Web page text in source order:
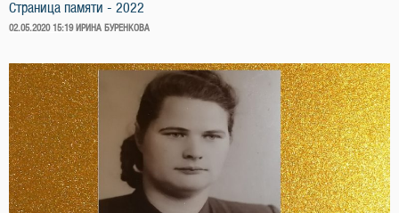
Страница памяти - 2022
ОПУБЛИКОВАНО
02.05.2020 15:19 ИРИНА БУРЕНКОВА